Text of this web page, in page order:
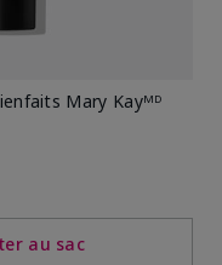
Mary Kayᴹᴰ
au sac